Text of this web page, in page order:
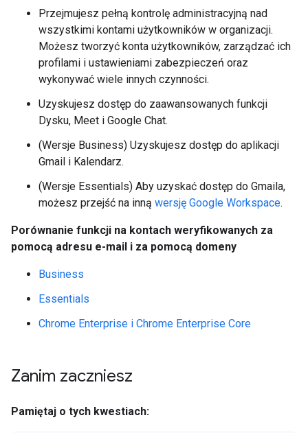
Przejmujesz pełną kontrolę administracyjną nad
wszystkimi kontami użytkowników w organizacji.
Możesz tworzyć konta użytkowników, zarządzać ich
profilami i ustawieniami zabezpieczeń oraz
wykonywać wiele innych czynności.
Uzyskujesz dostęp do zaawansowanych funkcji
Dysku, Meet i Google Chat.
(Wersje Business) Uzyskujesz dostęp do aplikacji
Gmail i Kalendarz.
(Wersje Essentials) Aby uzyskać dostęp do Gmaila,
możesz przejść na inną wersję Google Workspace.
Porównanie funkcji na kontach weryfikowanych za
pomocą adresu e-mail i za pomocą domeny
Business
Essentials
Chrome Enterprise i Chrome Enterprise Core
Zanim zaczniesz
Pamiętaj o tych kwestiach: